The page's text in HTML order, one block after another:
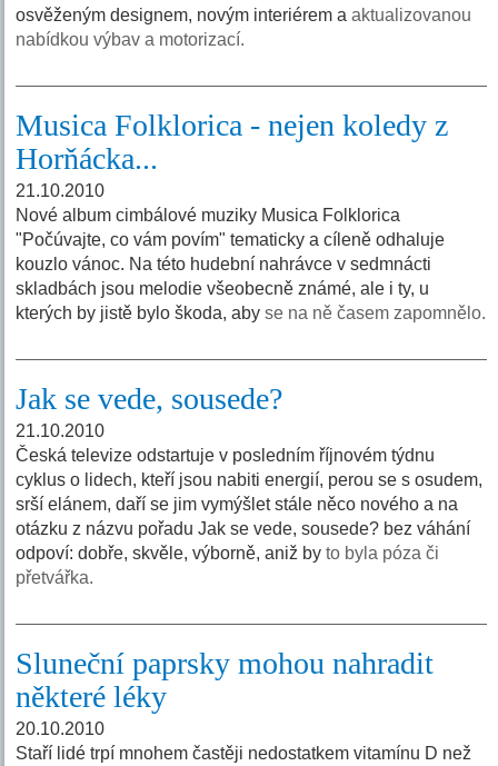
osvěženým designem, novým interiérem aaktualizovanou
nabídkou výbav a motorizací.
Musica Folklorica - nejen koledy z
Horňácka...
21.10.2010
Nové album cimbálové muziky Musica Folklorica
"Počúvajte, co vám povím" tematicky a cíleně odhaluje
kouzlo vánoc. Na této hudební nahrávce v sedmnácti
skladbách jsou melodie všeobecně známé, ale i ty, u
kterých by jistě bylo škoda, abyse na ně časem zapomnělo.
Jak se vede, sousede?
21.10.2010
Česká televize odstartuje v posledním říjnovém týdnu
cyklus o lidech, kteří jsou nabiti energií, perou se s osudem,
srší elánem, daří se jim vymýšlet stále něco nového a na
otázku z názvu pořadu Jak se vede, sousede? bez váhání
odpoví: dobře, skvěle, výborně, aniž byto byla póza či
přetvářka.
Sluneční paprsky mohou nahradit
některé léky
20.10.2010
Staří lidé trpí mnohem častěji nedostatkem vitamínu D než